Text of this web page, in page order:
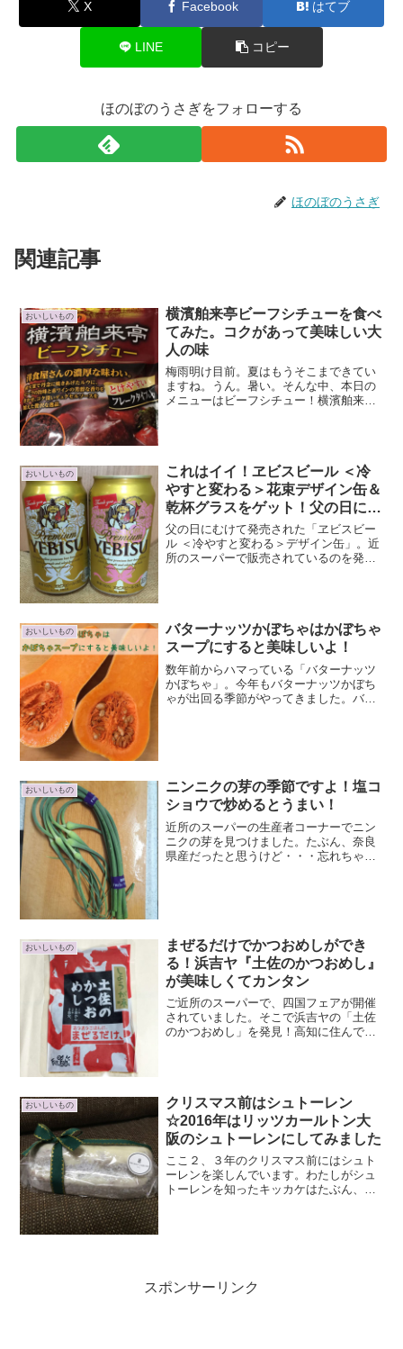
X Facebook はてブ
LINE コピー
ほのぼのうさぎをフォローする
ほのぼのうさぎ
関連記事
おいしいもの
横濱舶来亭ビーフシチューを食べ
てみた。コクがあって美味しい大
人の味
梅雨明け目前。夏はもうそこまできてい
ますね。うん。暑い。そんな中、本日の
メニューはビーフシチュー！横濱舶来亭
おいしいもの
これはイイ！ヱビスビール ＜冷
やすと変わる＞花束デザイン缶＆
乾杯グラスをゲット！父の日に良
いね！！
父の日にむけて発売された「ヱビスビー
ル ＜冷やすと変わる＞デザイン缶」。近
所のスーパーで販売されているのを発
おいしいもの
バターナッツかぼちゃはかぼちゃ
スープにすると美味しいよ！
数年前からハマっている「バターナッツ
かぼちゃ」。今年もバターナッツかぼち
ゃが出回る季節がやってきました。バタ
おいしいもの
ニンニクの芽の季節ですよ！塩コ
ショウで炒めるとうまい！
近所のスーパーの生産者コーナーでニン
ニクの芽を見つけました。たぶん、奈良
県産だったと思うけど・・・忘れちゃっ
おいしいもの
まぜるだけでかつおめしができ
る！浜吉ヤ『土佐のかつおめし』
が美味しくてカンタン
ご近所のスーパーで、四国フェアが開催
されていました。そこで浜吉ヤの「土佐
のかつおめし」を発見！高知に住んでい
おいしいもの
クリスマス前はシュトーレン
☆2016年はリッツカールトン大
阪のシュトーレンにしてみました
ここ２、３年のクリスマス前にはシュト
ーレンを楽しんでいます。わたしがシュ
トーレンを知ったキッカケはたぶん、２
スポンサーリンク